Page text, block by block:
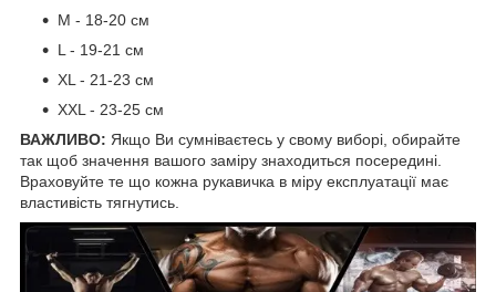
М - 18-20 см
L - 19-21 см
XL - 21-23 см
XXL - 23-25 см
ВАЖЛИВО: Якщо Ви сумніваєтесь у свому виборі, обирайте
так щоб значення вашого заміру знаходиться посередині.
Враховуйте те що кожна рукавичка в міру експлуатації має
властивість тягнутись.